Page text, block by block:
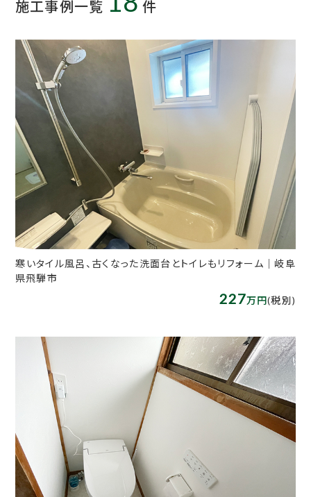
施工事例一覧 件
寒いタイル風呂、古くなった洗面台とトイレもリフォーム｜岐阜
県飛騨市
227万円(税別)